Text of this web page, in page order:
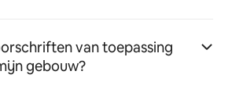
van toepassing
gebouw?